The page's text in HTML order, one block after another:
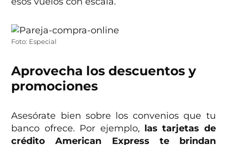
Foto: Especial
Aprovecha los descuentos y
promociones
Asesórate bien sobre los convenios que tu
banco ofrece. Por ejemplo, las tarjetas de
crédito American Express te brindan